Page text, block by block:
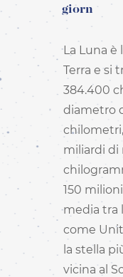
giorn
La Luna è
Terra e si
384.400
diametro
miliardi di
150
media tra
come
la stella
vicina al